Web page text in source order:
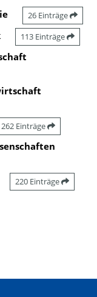
26 Einträge
113 Einträge
262 Einträge
220 Einträge